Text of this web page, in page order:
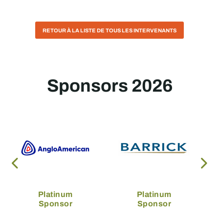
RETOUR À LA LISTE DE TOUS LES INTERVENANTS
Sponsors 2026
Platinum
Sponsor
Platinum
Sponsor